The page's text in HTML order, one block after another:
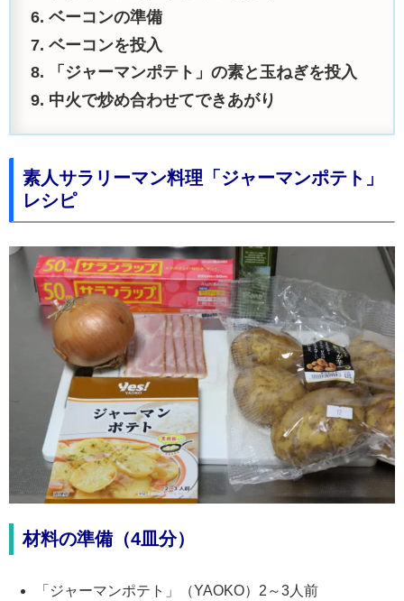
ベーコンの準備
ベーコンを投入
「ジャーマンポテト」の素と玉ねぎを投入
中火で炒め合わせてできあがり
素人サラリーマン料理「ジャーマンポテト」
レシピ
材料の準備（4皿分）
「ジャーマンポテト」（YAOKO）2～3人前